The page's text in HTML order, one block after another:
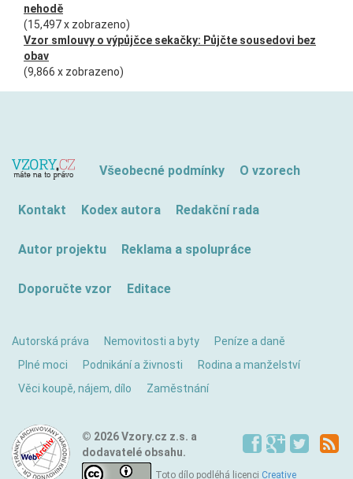
nehodě
(15,497 x zobrazeno)
Vzor smlouvy o výpůjčce sekačky: Půjčte sousedovi bez
obav
(9,866 x zobrazeno)
Všeobecné podmínky O vzorech
Kontakt Kodex autora Redakční rada
Autor projektu Reklama a spolupráce
Doporučte vzor Editace
Autorská práva Nemovitosti a byty
Peníze a daně
Plné moci
Podnikání a živnosti
Rodina a manželství
Věci koupě, nájem, dílo
Zaměstnání
© 2026 Vzory.cz z.s. a
dodavatelé obsahu.
Toto dílo podléhá licenci Creative